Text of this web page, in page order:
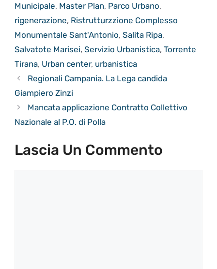
Municipale, Master Plan, Parco Urbano,
rigenerazione, Ristrutturzzione Complesso
Monumentale Sant'Antonio, Salita Ripa,
Salvatote Marisei, Servizio Urbanistica, Torrente
Tirana, Urban center, urbanistica
Regionali Campania. La Lega candida
Giampiero Zinzi
Mancata applicazione Contratto Collettivo
Nazionale al P.O. di Polla
Lascia Un Commento